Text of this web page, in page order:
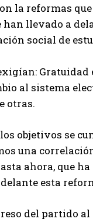
la reformas
han llevado a
social de
Gratuidad
al sistema
otras.
objetivos se
una
ahora, que
esta
del partido al